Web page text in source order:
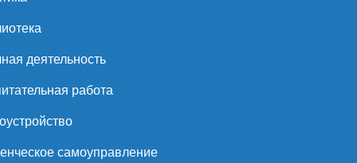
деятельность
работа
самоуправление